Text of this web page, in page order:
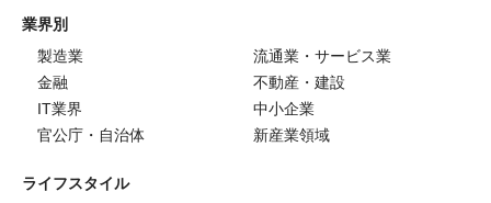
業界別
製造業
流通業・サービス業
金融
不動産・建設
IT業界
中小企業
官公庁・自治体
新産業領域
ライフスタイル